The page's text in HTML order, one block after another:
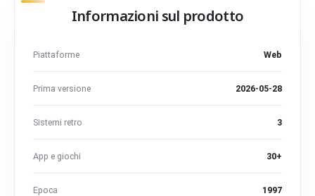
Informazioni sul prodotto
Piattaforme Web
Prima versione 2026-05-28
Sistemi retro 3
App e giochi 30+
Epoca 1997